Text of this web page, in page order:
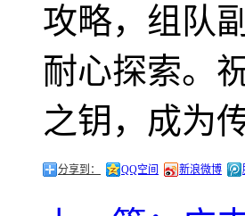
攻略，组队
耐心探索。
之钥，成为
分享到： QQ空间 新浪微博